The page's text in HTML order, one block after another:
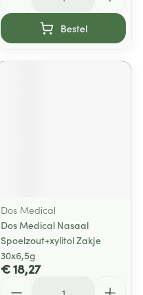
Bestel
Dos Medical
Dos Medical Nasaal
Spoelzout+xylitol Zakje
30x6,5g
€ 18,27